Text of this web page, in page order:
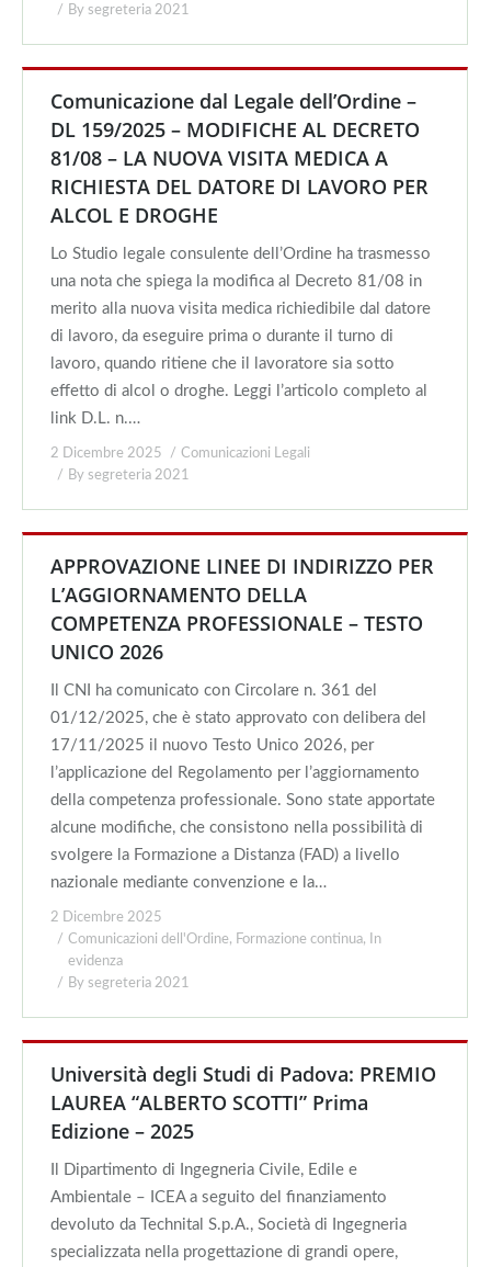
By segreteria 2021
Comunicazione dal Legale dell’Ordine –
DL 159/2025 – MODIFICHE AL DECRETO
81/08 – LA NUOVA VISITA MEDICA A
RICHIESTA DEL DATORE DI LAVORO PER
ALCOL E DROGHE
Lo Studio legale consulente dell’Ordine ha trasmesso
una nota che spiega la modifica al Decreto 81/08 in
merito alla nuova visita medica richiedibile dal datore
di lavoro, da eseguire prima o durante il turno di
lavoro, quando ritiene che il lavoratore sia sotto
effetto di alcol o droghe. Leggi l’articolo completo al
link D.L. n.…
2 Dicembre 2025
Comunicazioni Legali
By segreteria 2021
APPROVAZIONE LINEE DI INDIRIZZO PER
L’AGGIORNAMENTO DELLA
COMPETENZA PROFESSIONALE – TESTO
UNICO 2026
Il CNI ha comunicato con Circolare n. 361 del
01/12/2025, che è stato approvato con delibera del
17/11/2025 il nuovo Testo Unico 2026, per
l’applicazione del Regolamento per l’aggiornamento
della competenza professionale. Sono state apportate
alcune modifiche, che consistono nella possibilità di
svolgere la Formazione a Distanza (FAD) a livello
nazionale mediante convenzione e la…
2 Dicembre 2025
Comunicazioni dell'Ordine, Formazione continua,
In
evidenza
By segreteria 2021
Università degli Studi di Padova: PREMIO
LAUREA “ALBERTO SCOTTI” Prima
Edizione – 2025
Il Dipartimento di Ingegneria Civile, Edile e
Ambientale – ICEA a seguito del finanziamento
devoluto da Technital S.p.A., Società di Ingegneria
specializzata nella progettazione di grandi opere,